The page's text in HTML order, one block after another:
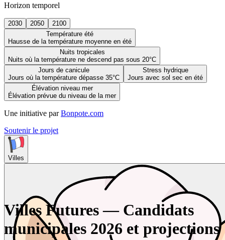
Horizon temporel
2030 2050
2100
Température été
Hausse de la température moyenne en été
Nuits tropicales
Nuits où la température ne descend pas sous 20°C
Jours de canicule
Jours où la température dépasse 35°C
Stress hydrique
Jours avec sol sec en été
Élévation niveau mer
Élévation prévue du niveau de la mer
Une initiative par Bonpote.com
Soutenir le projet
Villes
Villes Futures — Candidats
municipales 2026 et projections